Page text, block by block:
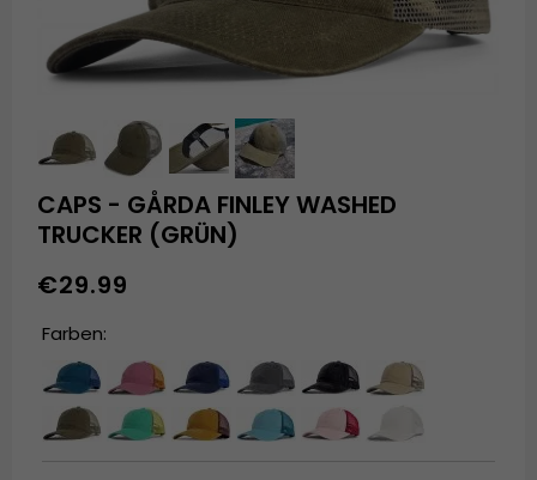
CAPS - GÅRDA FINLEY WASHED
TRUCKER (GRÜN)
€29.99
Farben: